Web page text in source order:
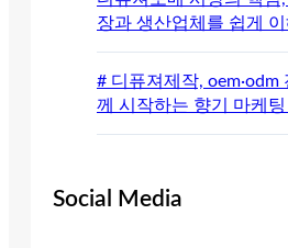
장과 생산업체를 쉽게 이
# 디퓨져제작,
께 시작하는 향기 마케
Social Media